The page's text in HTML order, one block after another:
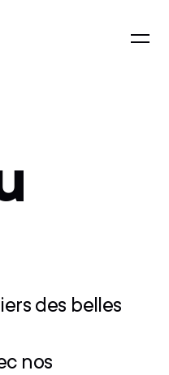
des belles
nos